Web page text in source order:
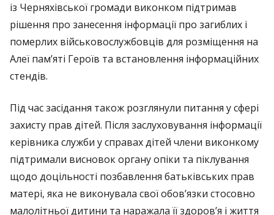
із Черняхівської громади виконком підтримав
рішення про занесення інформації про загиблих і
померлих військовослужбовців для розміщення на
Алеї пам’яті Героїв та встановлення інформаційних
стендів.
Під час засідання також розглянули питання у сфері
захисту прав дітей. Після заслуховування інформації
керівника служби у справах дітей члени виконкому
підтримали висновок органу опіки та піклування
щодо доцільності позбавлення батьківських прав
матері, яка не виконувала свої обов’язки стосовно
малолітньої дитини та наражала її здоров’я і життя